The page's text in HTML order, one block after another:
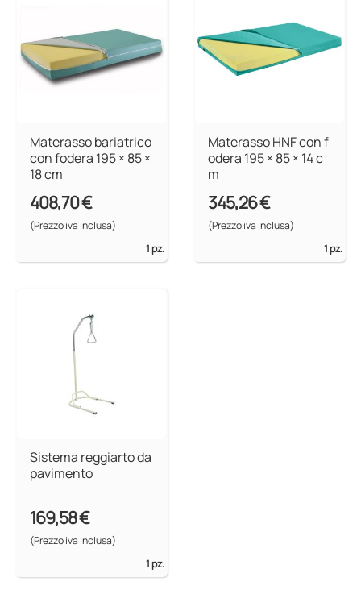
Materasso bariatrico
con fodera 195 × 85 ×
18 cm
408,70 €
(Prezzo iva inclusa)
1 pz.
Materasso HNF con f
odera 195 × 85 × 14 c
m
345,26 €
(Prezzo iva inclusa)
1 pz.
Sistema reggiarto da
pavimento
169,58 €
(Prezzo iva inclusa)
1 pz.